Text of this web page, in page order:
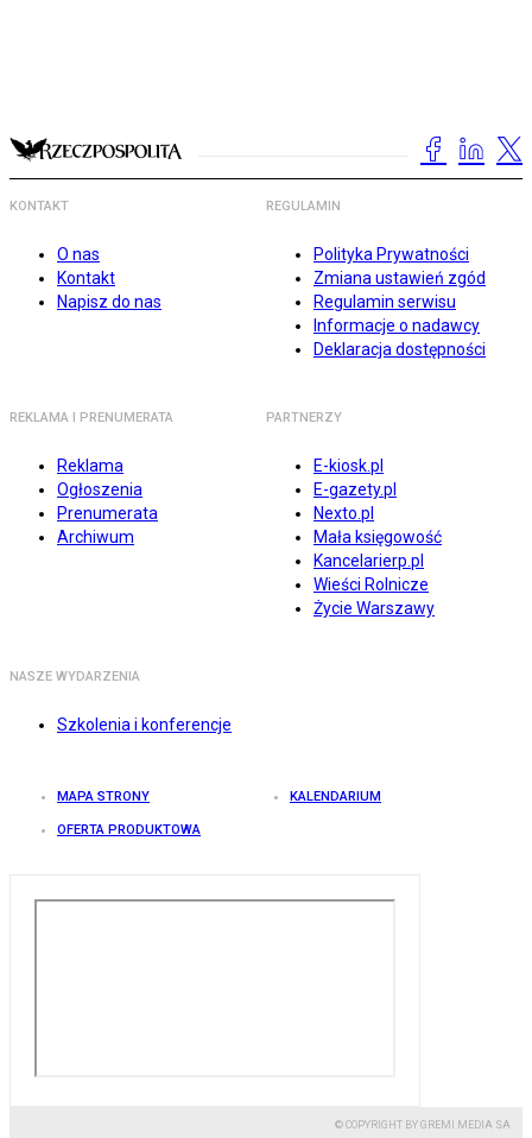
KONTAKT
O nas
Kontakt
Napisz do nas
REGULAMIN
Polityka Prywatności
Zmiana ustawień zgód
Regulamin serwisu
Informacje o nadawcy
Deklaracja dostępności
REKLAMA I PRENUMERATA
Reklama
Ogłoszenia
Prenumerata
Archiwum
PARTNERZY
E-kiosk.pl
E-gazety.pl
Nexto.pl
Mała księgowość
Kancelarierp.pl
Wieści Rolnicze
Życie Warszawy
NASZE WYDARZENIA
Szkolenia i konferencje
MAPA STRONY KALENDARIUM
OFERTA PRODUKTOWA
© COPYRIGHT BY GREMI MEDIA SA